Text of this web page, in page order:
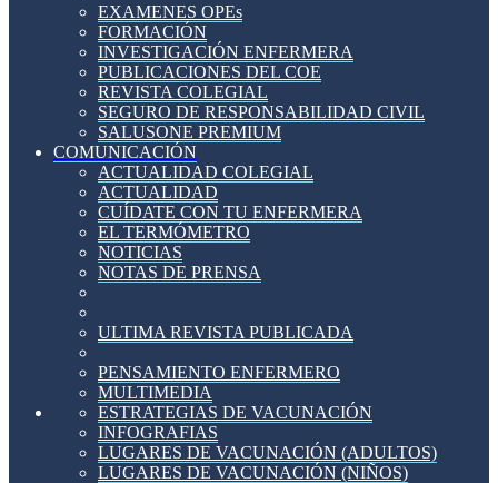
EXAMENES OPEs
FORMACIÓN
INVESTIGACIÓN ENFERMERA
PUBLICACIONES DEL COE
REVISTA COLEGIAL
SEGURO DE RESPONSABILIDAD CIVIL
SALUSONE PREMIUM
COMUNICACIÓN
ACTUALIDAD COLEGIAL
ACTUALIDAD
CUÍDATE CON TU ENFERMERA
EL TERMÓMETRO
NOTICIAS
NOTAS DE PRENSA
ULTIMA REVISTA PUBLICADA
PENSAMIENTO ENFERMERO
MULTIMEDIA
ESTRATEGIAS DE VACUNACIÓN
INFOGRAFIAS
LUGARES DE VACUNACIÓN (ADULTOS)
LUGARES DE VACUNACIÓN (NIÑOS)